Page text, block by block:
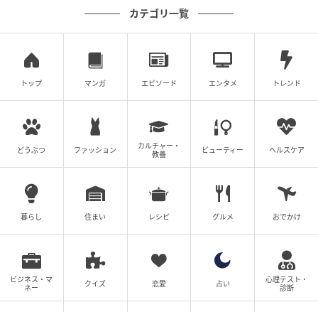
元記事で読む
美肌の美容通に聞いた「実感があるから続け
ている」習慣
の記事をもっとみる
カテゴリ一覧
トップ マンガ エピソード エンタメ トレンド
どうぶつ ファッション
カルチャー・
教養
ビューティー ヘルスケア
暮らし 住まい レシピ グルメ おでかけ
ビジネス・マ
ネー
クイズ 恋愛 占い
心理テスト・
診断